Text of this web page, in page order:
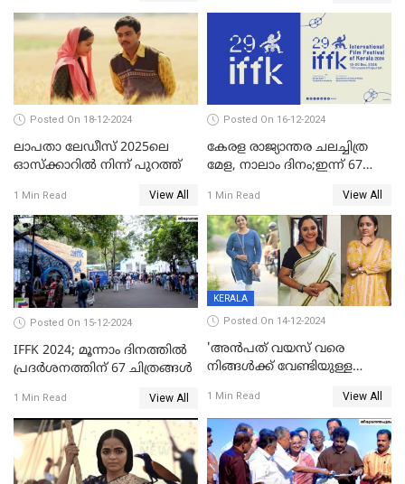
Posted On 18-12-2024
ലാപതാ ലേഡീസ് 2025ലെ
ഓസ്‌ക്കാറില്‍ നിന്ന് പുറത്ത്
1 Min Read View All
Posted On 16-12-2024
കേരള രാജ്യാന്തര ചലച്ചിത്ര
മേള, നാലാം ദിനം;ഇന്ന് 67
1 Min Read View All
Posted On 15-12-2024
IFFK 2024; മൂന്നാം ദിനത്തില്‍
പ്രദര്‍ശനത്തിന് 67 ചിത്രങ്ങള്‍
1 Min Read View All
KERALA
Posted On 14-12-2024
'അന്‍പത് വയസ് വരെ
നിങ്ങള്‍ക്ക് വേണ്ടിയുള്ള
കൂട്ട് ആവശ്യമുണ്ട്; കല്യാണം
കഴിക്കാമെന്ന് തോന്നി
തുടങ്ങിയിട്ടുണ്ടെന്ന് നിഷ
സാരംഗ്
1 Min Read View All